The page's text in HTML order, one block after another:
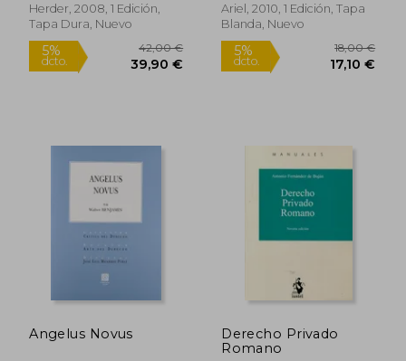
Herder, 2008, 1 Edición,
Tapa Dura, Nuevo
5%
Rápido
Ariel, 2010, 1 Edición, Tapa
Blanda, Nuevo
5%
dcto.
Rápido
Angelus Novus
Derecho Privado
Romano